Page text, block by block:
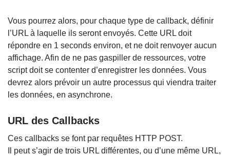
Vous pourrez alors, pour chaque type de callback, définir
l’URL à laquelle ils seront envoyés. Cette URL doit
répondre en 1 seconds environ, et ne doit renvoyer aucun
affichage. Afin de ne pas gaspiller de ressources, votre
script doit se contenter d’enregistrer les données. Vous
devrez alors prévoir un autre processus qui viendra traiter
les données, en asynchrone.
URL des Callbacks
Ces callbacks se font par requêtes HTTP POST.
Il peut s’agir de trois URL différentes, ou d’une même URL,